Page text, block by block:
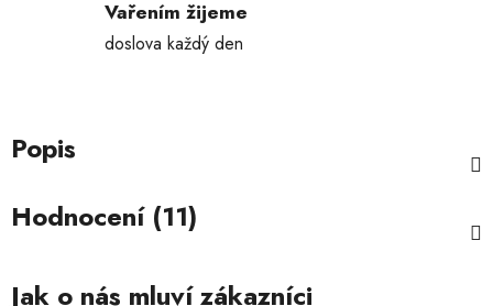
Vařením žijeme
doslova každý den
Popis
Hodnocení (11)